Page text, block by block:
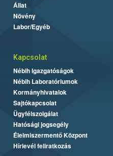
Állat
Növény
Labor/Egyéb
Kapcsolat
Nébih Igazgatóságok
Nébih Laboratóriumok
Kormányhivatalok
Sajtókapcsolat
Ügyfélszolgálat
Hatósági jogsegély
Élelmiszermentő Központ
Hírlevél feliratkozás